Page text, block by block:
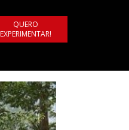
QUERO
EXPERIMENTAR!